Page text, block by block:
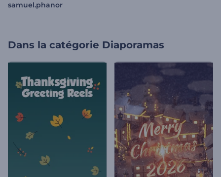
samuel.phanor
Dans la catégorie Diaporamas